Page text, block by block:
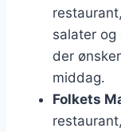
salater
der
middag.
Folkets